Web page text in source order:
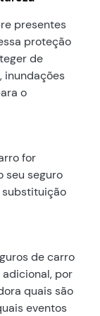
presentes
proteção
de
inundações
o
for
seu seguro
substituição
de carro
por
quais são
eventos